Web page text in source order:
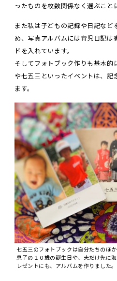
ったものを枚数関係なく選ぶこと
また私は子どもの記録や日記な
め、写真アルバムには育児日記は
ドを入れています。
そしてフォトブック作りも基本的
や七五三といったイベントは、記
ます。
七五三のフォトブックは自分たちのほ
息子の１０歳の誕生日や、夫だけ先に
レゼントにも、アルバムを作りました。